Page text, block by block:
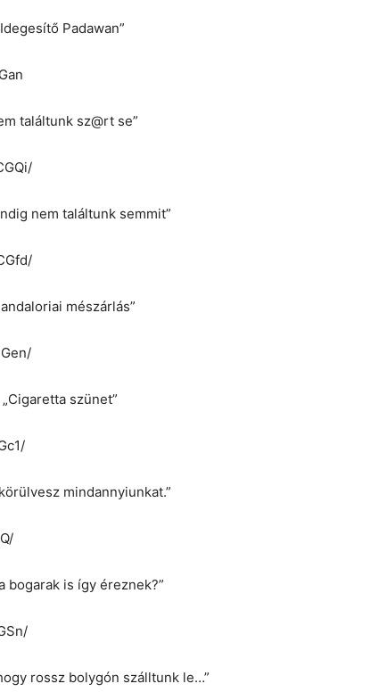
Padawan”
találtunk sz@rt se”
nem találtunk semmit”
mészárlás”
„Cigaretta szünet”
mindannyiunkat.”
bogarak is így éreznek?”
rossz bolygón szálltunk le…”